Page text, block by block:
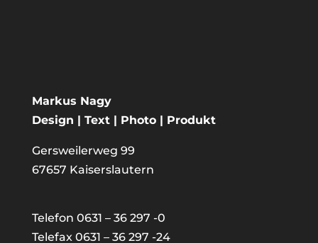
Markus Nagy
Design | Text | Photo | Produkt
Gersweilerweg 99
67657 Kaiserslautern
Telefon 0631 – 36 297 -0
Telefax 0631 – 36 297 -24